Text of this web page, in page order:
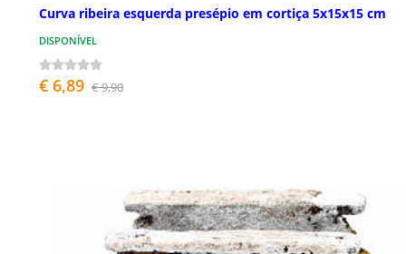
Curva ribeira esquerda presépio em cortiça 5x15x15 cm
DISPONÍVEL
€ 6,89 € 9,90